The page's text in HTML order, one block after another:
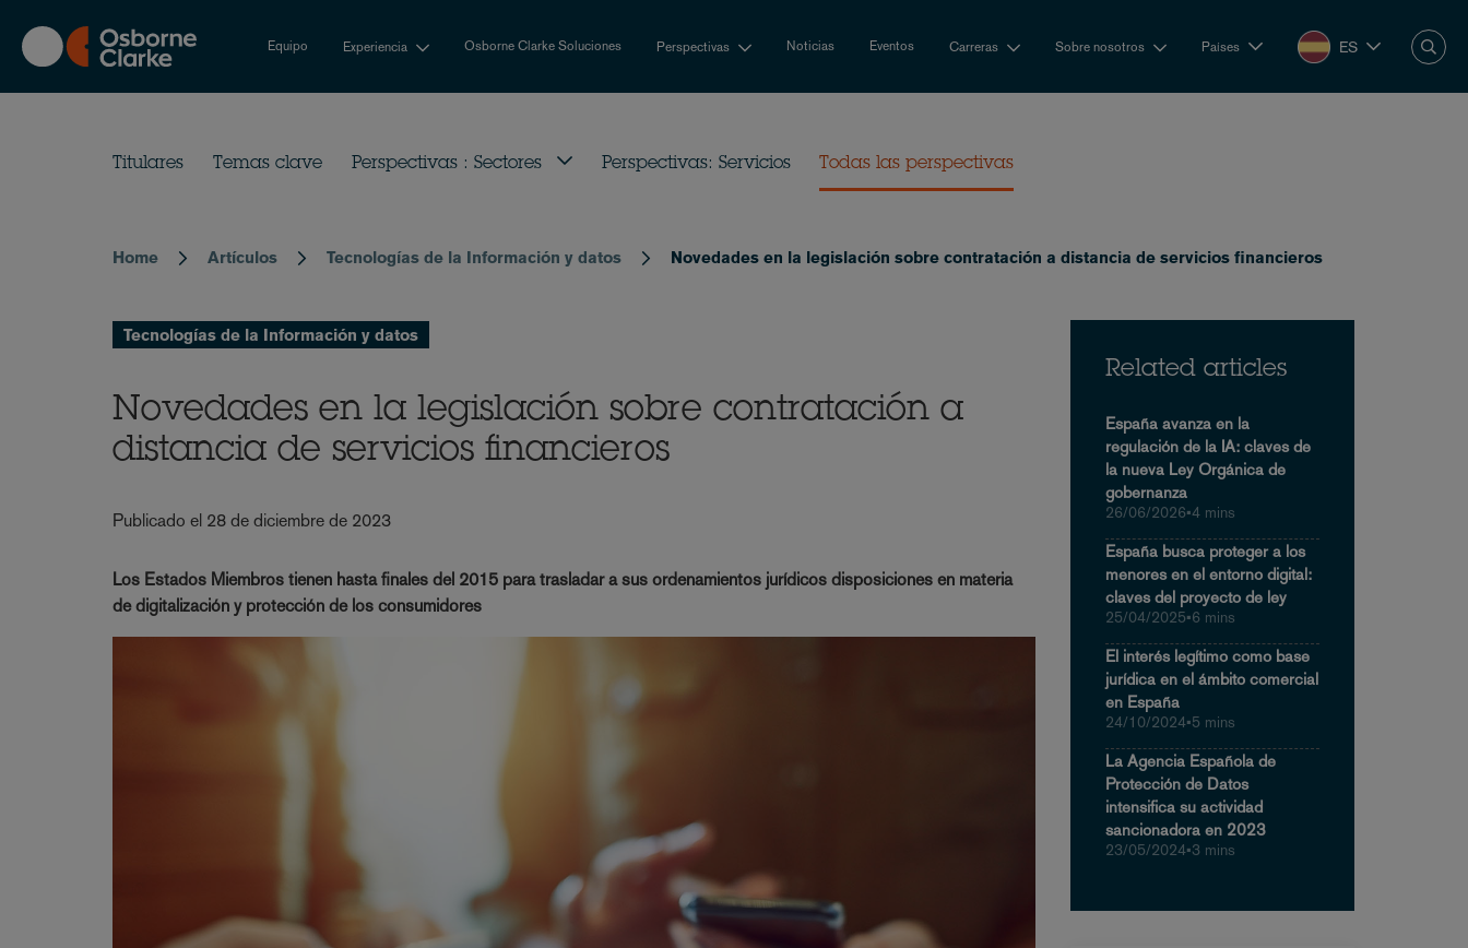
main
content
Equipo Experiencia Osborne Clarke Soluciones Perspectivas Noticias Eventos Carreras Sobre nosotros Países ES
Titulares Temas clave Perspectivas : Sectores Perspectivas: Servicios Todas las perspectivas
Breadcrumb
Home Artículos Tecnologías de la Información y datos Novedades en la legislación sobre contratación a distancia de servicios financieros
Tecnologías de la Información y datos
Novedades en la legislación sobre contratación a
distancia de servicios financieros
Publicado el 28 de diciembre de 2023
Los Estados Miembros tienen hasta finales del 2015 para trasladar a sus ordenamientos jurídicos disposiciones en materia
de digitalización y protección de los consumidores
Related articles
España avanza en la
regulación de la IA: claves de
la nueva Ley Orgánica de
gobernanza
26/06/2026•4 mins
España busca proteger a los
menores en el entorno digital:
claves del proyecto de ley
25/04/2025•6 mins
El interés legítimo como base
jurídica en el ámbito comercial
en España
24/10/2024•5 mins
La Agencia Española de
Protección de Datos
intensifica su actividad
sancionadora en 2023
23/05/2024•3 mins